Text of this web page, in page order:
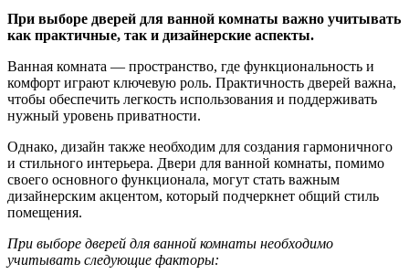
При выборе дверей для ванной комнаты важно учитывать
как практичные, так и дизайнерские аспекты.
Ванная комната — пространство, где функциональность и
комфорт играют ключевую роль. Практичность дверей важна,
чтобы обеспечить легкость использования и поддерживать
нужный уровень приватности.
Однако, дизайн также необходим для создания гармоничного
и стильного интерьера. Двери для ванной комнаты, помимо
своего основного функционала, могут стать важным
дизайнерским акцентом, который подчеркнет общий стиль
помещения.
При выборе дверей для ванной комнаты необходимо
учитывать следующие факторы: